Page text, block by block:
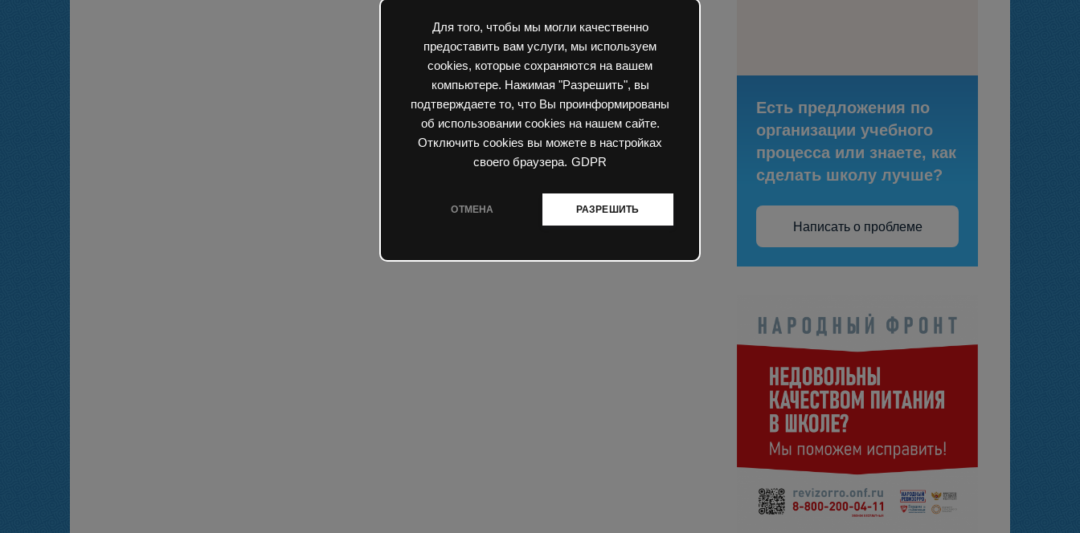
Для того, чтобы мы могли качественно
предоставить вам услуги, мы используем
cookies, которые сохраняются на вашем
компьютере. Нажимая "Разрешить", вы
подтверждаете то, что Вы проинформированы
об использовании cookies на нашем сайте.
Отключить cookies вы можете в настройках
своего браузера. GDPR
ОТМЕНА РАЗРЕШИТЬ
Есть предложения по
организации учебного
процесса или знаете, как
сделать школу лучше?
Написать о проблеме